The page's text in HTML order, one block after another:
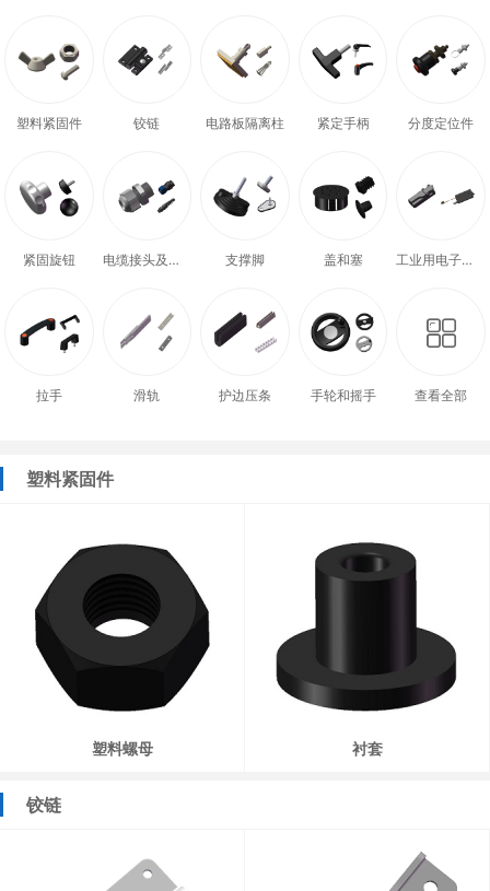
塑料紧固件 铰链 电路板隔离柱 紧定手柄 分度定位件
紧固旋钮 电缆接头及配件 支撑脚 盖和塞 工业用电子式门锁
拉手 滑轨 护边压条 手轮和摇手 查看全部
塑料紧固件
塑料螺母 衬套
铰链